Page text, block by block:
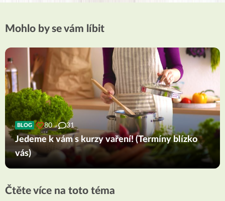
Mohlo by se vám líbit
BLOG 80 31
Jedeme k vám s kurzy vaření! (Termíny blízko
vás)
Čtěte více na toto téma